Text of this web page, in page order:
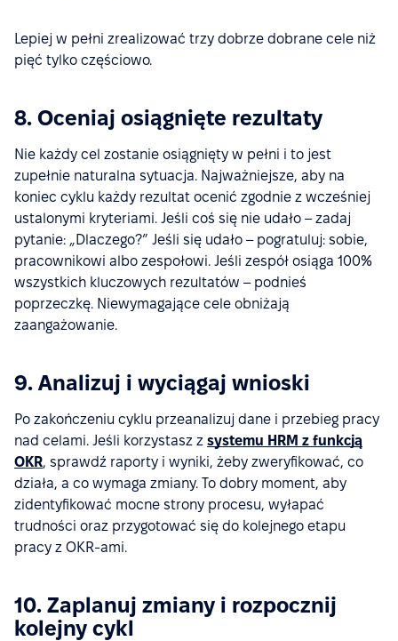
Lepiej w pełni zrealizować trzy dobrze dobrane cele niż
pięć tylko częściowo.
8. Oceniaj osiągnięte rezultaty
Nie każdy cel zostanie osiągnięty w pełni i to jest
zupełnie naturalna sytuacja. Najważniejsze, aby na
koniec cyklu każdy rezultat ocenić zgodnie z wcześniej
ustalonymi kryteriami. Jeśli coś się nie udało – zadaj
pytanie: „Dlaczego?” Jeśli się udało – pogratuluj: sobie,
pracownikowi albo zespołowi. Jeśli zespół osiąga 100%
wszystkich kluczowych rezultatów – podnieś
poprzeczkę. Niewymagające cele obniżają
zaangażowanie.
9. Analizuj i wyciągaj wnioski
Po zakończeniu cyklu przeanalizuj dane i przebieg pracy
nad celami. Jeśli korzystasz z systemu HRM z funkcją
OKR, sprawdź raporty i wyniki, żeby zweryfikować, co
działa, a co wymaga zmiany. To dobry moment, aby
zidentyfikować mocne strony procesu, wyłapać
trudności oraz przygotować się do kolejnego etapu
pracy z OKR-ami.
10. Zaplanuj zmiany i rozpocznij
kolejny cykl